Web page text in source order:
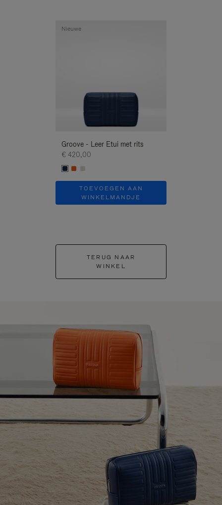
Groove - Leer Etui met rits
€ 420,00
TOEVOEGEN AAN
WINKELMANDJE
Nieuwe
TERUG NAAR
WINKEL